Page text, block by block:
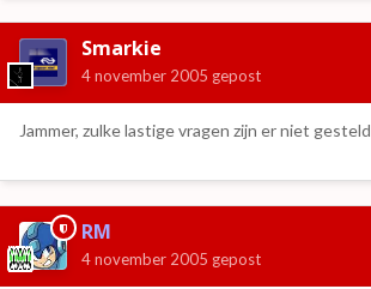
Smarkie
4 november 2005 gepost
Jammer, zulke lastige vragen zijn er niet gesteld
RM
4 november 2005 gepost